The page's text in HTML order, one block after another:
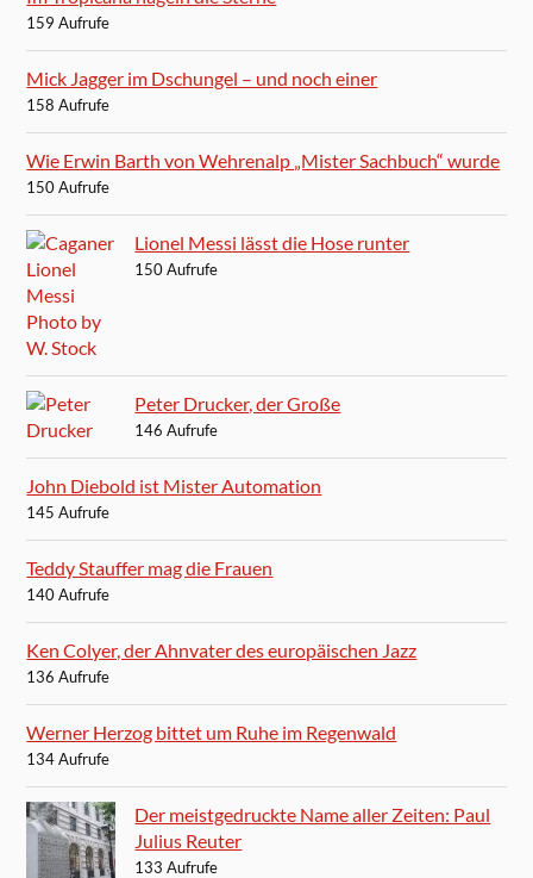
159 Aufrufe
Mick Jagger im Dschungel – und noch einer
158 Aufrufe
Wie Erwin Barth von Wehrenalp „Mister Sachbuch“ wurde
150 Aufrufe
Lionel Messi lässt die Hose runter
150 Aufrufe
Peter Drucker, der Große
146 Aufrufe
John Diebold ist Mister Automation
145 Aufrufe
Teddy Stauffer mag die Frauen
140 Aufrufe
Ken Colyer, der Ahnvater des europäischen Jazz
136 Aufrufe
Werner Herzog bittet um Ruhe im Regenwald
134 Aufrufe
Der meistgedruckte Name aller Zeiten: Paul
Julius Reuter
133 Aufrufe